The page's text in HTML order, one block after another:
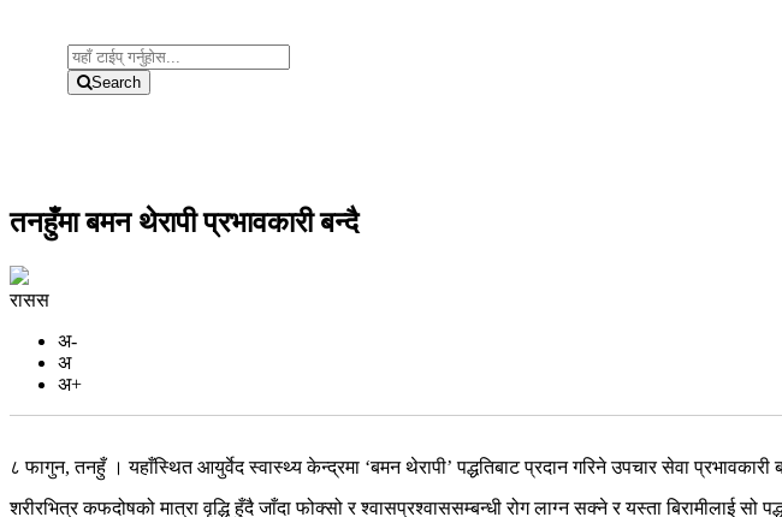
Search
तनहुँमा बमन थेरापी प्रभावकारी बन्दै
रासस
अ-
अ
अ+
८ फागुन, तनहुँ । यहाँस्थित आयुर्वेद स्वास्थ्य केन्द्रमा ‘बमन थेरापी’ पद्धतिबाट प्रदान गरिने उपचार सेवा
शरीरभित्र कफदोषको मात्रा वृद्धि हुँदै जाँदा फोक्सो र श्वासप्रश्वाससम्बन्धी रोग लाग्न सक्ने र यस्ता बिरामीलाई